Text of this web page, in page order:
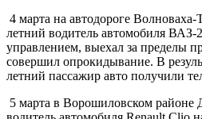
4 марта на автодороге
летний водитель автомобиля ВАЗ-
управлением, выехал за пределы
совершил опрокидывание. В
летний пассажир авто получили
5 марта в Ворошиловском районе